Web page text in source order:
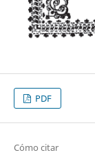
PDF
Cómo citar